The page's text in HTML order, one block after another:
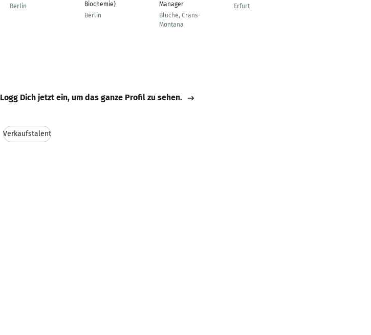
Berlin
Biochemie)
Berlin
Manager
Bluche, Crans-
Montana
Erfurt
Logg Dich jetzt ein, um das ganze Profil zu sehen.
Verkaufstalent